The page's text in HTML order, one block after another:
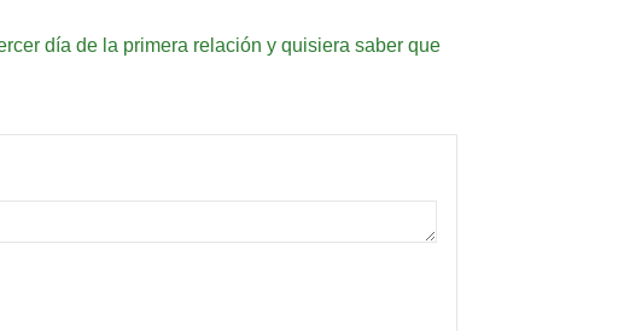
día de la primera relación y quisiera saber que